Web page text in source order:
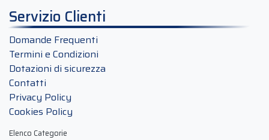
Servizio Clienti
Domande Frequenti
Termini e Condizioni
Dotazioni di sicurezza
Contatti
Privacy Policy
Cookies Policy
Elenco Categorie